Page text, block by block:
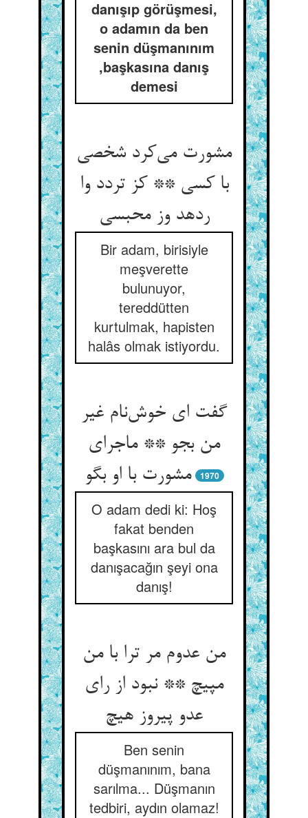
danışıp görüşmesi,
o adamın da ben
senin düşmanınım
,başkasına danış
demesi
مشورت می‌کرد شخصی
با کسی ** کز تردد وا
ردهد وز محبسی
Bir adam, birisiyle
meşverette
bulunuyor,
tereddütten
kurtulmak, hapisten
halâs olmak istiyordu.
گفت ای خوش‌نام غیر
من بجو ** ماجرای
مشورت با او بگو
1970
O adam dedi ki: Hoş
fakat benden
başkasını ara bul da
danışacağın şeyi ona
danış!
من عدوم مر ترا با من
مپیچ ** نبود از رای
عدو پیروز هیچ
Ben senin
düşmanınım, bana
sarılma... Düşmanın
tedbiri, aydın olamaz!